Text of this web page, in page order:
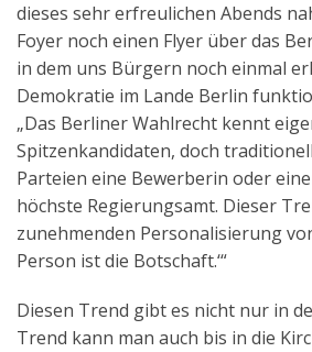
English
dieses sehr erfreulichen Abends
Foyer noch einen Flyer über das
in dem uns Bürgern noch einmal
Demokratie im Lande Berlin
„Das Berliner Wahlrecht kennt
Spitzenkandidaten, doch
Parteien eine Bewerberin oder
höchste Regierungsamt. Dieser
zunehmenden Personalisierung
Person ist die Botschaft.‘“
Diesen Trend gibt es nicht nur in
Trend kann man auch bis in die